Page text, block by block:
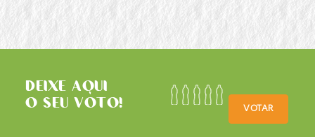
DEIXE AQUI
O SEU VOTO!
VOTAR